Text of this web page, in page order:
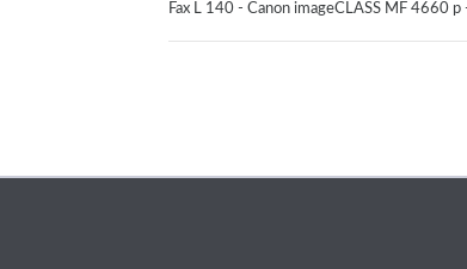
Fax L 140 - Canon imageCLASS MF 4660